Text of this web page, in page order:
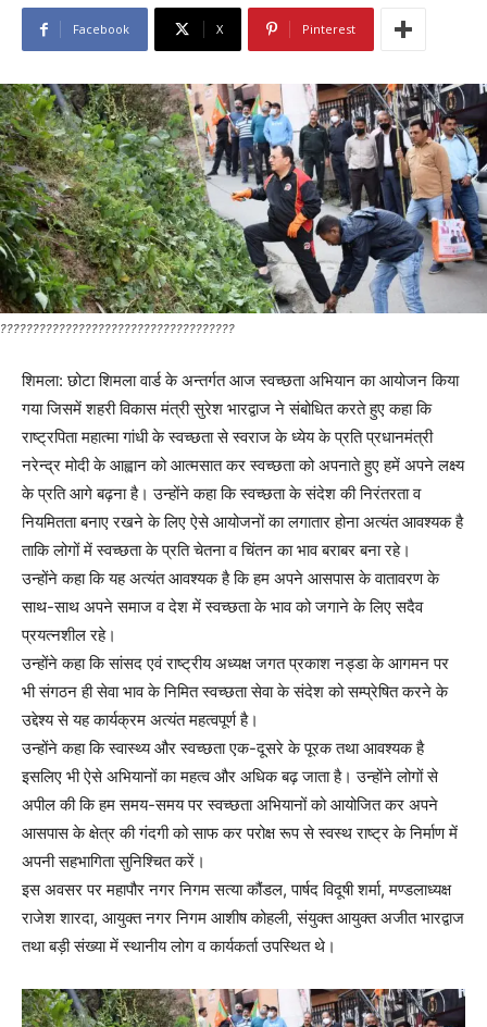
Facebook X Pinterest
????????????????????????????????????
शिमला: छोटा शिमला वार्ड के अन्तर्गत आज स्वच्छता अभियान का आयोजन किया
गया जिसमें शहरी विकास मंत्री सुरेश भारद्वाज ने संबोधित करते हुए कहा कि
राष्ट्रपिता महात्मा गांधी के स्वच्छता से स्वराज के ध्येय के प्रति प्रधानमंत्री
नरेन्द्र मोदी के आह्वान को आत्मसात कर स्वच्छता को अपनाते हुए हमें अपने लक्ष्य
के प्रति आगे बढ़ना है। उन्होंने कहा कि स्वच्छता के संदेश की निरंतरता व
नियमितता बनाए रखने के लिए ऐसे आयोजनों का लगातार होना अत्यंत आवश्यक है
ताकि लोगों में स्वच्छता के प्रति चेतना व चिंतन का भाव बराबर बना रहे।
उन्होंने कहा कि यह अत्यंत आवश्यक है कि हम अपने आसपास के वातावरण के
साथ-साथ अपने समाज व देश में स्वच्छता के भाव को जगाने के लिए सदैव
प्रयत्नशील रहे।
उन्होंने कहा कि सांसद एवं राष्ट्रीय अध्यक्ष जगत प्रकाश नड्डा के आगमन पर
भी संगठन ही सेवा भाव के निमित स्वच्छता सेवा के संदेश को सम्प्रेषित करने के
उद्देश्य से यह कार्यक्रम अत्यंत महत्वपूर्ण है।
उन्होंने कहा कि स्वास्थ्य और स्वच्छता एक-दूसरे के पूरक तथा आवश्यक है
इसलिए भी ऐसे अभियानों का महत्व और अधिक बढ़ जाता है। उन्होंने लोगों से
अपील की कि हम समय-समय पर स्वच्छता अभियानों को आयोजित कर अपने
आसपास के क्षेत्र की गंदगी को साफ कर परोक्ष रूप से स्वस्थ राष्ट्र के निर्माण में
अपनी सहभागिता सुनिश्चित करें।
इस अवसर पर महापौर नगर निगम सत्या कौंडल, पार्षद विदूषी शर्मा, मण्डलाध्यक्ष
राजेश शारदा, आयुक्त नगर निगम आशीष कोहली, संयुक्त आयुक्त अजीत भारद्वाज
तथा बड़ी संख्या में स्थानीय लोग व कार्यकर्ता उपस्थित थे।